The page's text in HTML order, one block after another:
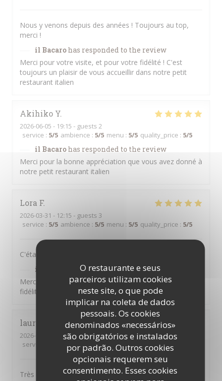
O restaurante e seus
parceiros utilizam cookies
neste site, o que pode
implicar na coleta de dados
pessoais. Os cookies
denominados «necessários»
são obrigatórios e instalados
por padrão. Outros cookies
opcionais requerem seu
consentimento. Esses cookies
Nous y venons depuis des années ! Toujours au top,
merci !
il Bacaro has responded to the review
Merci pour votre visite, et pour votre fidélité ! C'est
toujours un plaisir de vous accueillir dans notre petit
restaurant italien
Akihiko Y
2026-06-05 - 19:15 - guests 2
service : 5/5 ambience : 5/5 menu : 5/5 quality_price : 5/5
il Bacaro has responded to the review
Merci pour la bonne appréciation que vous avez donné à
notre petit restaurant italien
Lora F
2026-03-31 - 12:15 - guests 3
service : 5/5 ambience : 5/5 menu : 5/5 quality_price : 5/5
C'était délicieux et un vrai plaisir - comme toujours.
il Bacaro
has responded to the review
Merci pour vos commentaires, Lora, et pour votre
fidélité !
laurence
2026-03-13
- 21:00 - guests 2
service
ambience: 3/5 menu: 4/5 quality_price
Très bons plats . Accueil très moyen , personnel qui ne